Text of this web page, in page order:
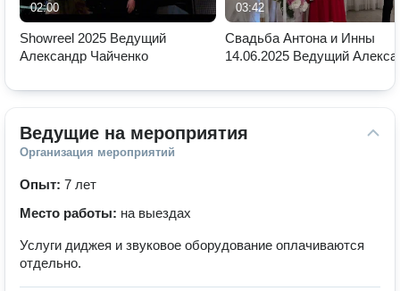
02:00
Showreel 2025 Ведущий
Александр Чайченко
03:42
Свадьба Антона и Инны
14.06.2025 Ведущий
Ведущие на мероприятия
Организация мероприятий
Опыт: 7 лет
Место работы: на выездах
Услуги диджея и звуковое оборудование оплачиваются
отдельно.